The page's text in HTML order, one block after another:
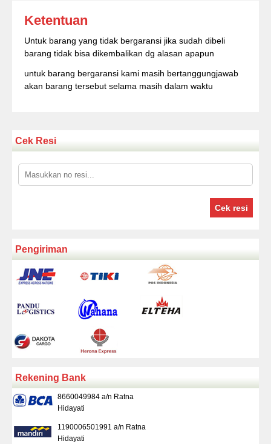
Ketentuan
Untuk barang yang tidak bergaransi jika sudah dibeli
barang tidak bisa dikembalikan dg alasan apapun
untuk barang bergaransi kami masih bertanggungjawab
akan barang tersebut selama masih dalam waktu
Cek Resi
Cek resi
Pengiriman
Rekening Bank
8660049984 a/n Ratna
Hidayati
1190006501991 a/n Ratna
Hidayati